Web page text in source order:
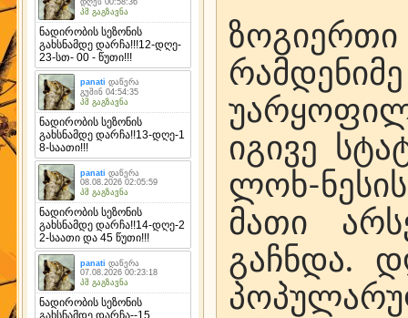
იგივე
ლოხ-
მათი
გაჩნდა.